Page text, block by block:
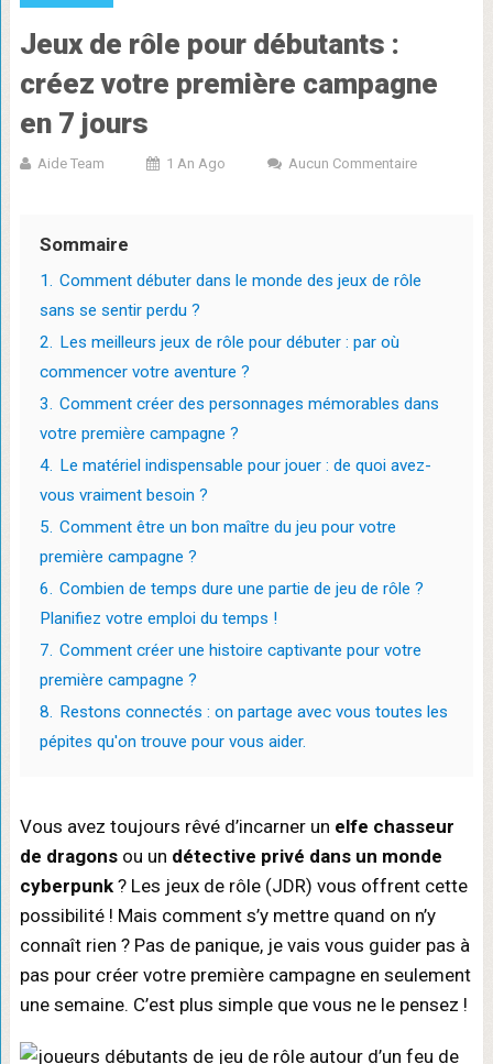
Jeux de rôle pour débutants :
créez votre première campagne
en 7 jours
Aide Team 1 An Ago Aucun Commentaire
Sommaire
1. Comment débuter dans le monde des jeux de rôle
sans se sentir perdu ?
2. Les meilleurs jeux de rôle pour débuter : par où
commencer votre aventure ?
3. Comment créer des personnages mémorables dans
votre première campagne ?
4. Le matériel indispensable pour jouer : de quoi avez-
vous vraiment besoin ?
5. Comment être un bon maître du jeu pour votre
première campagne ?
6. Combien de temps dure une partie de jeu de rôle ?
Planifiez votre emploi du temps !
7. Comment créer une histoire captivante pour votre
première campagne ?
8. Restons connectés : on partage avec vous toutes les
pépites qu'on trouve pour vous aider.
Vous avez toujours rêvé d’incarner un elfe chasseur
de dragonsou un détective privé dans un monde
cyberpunk? Les jeux de rôle (JDR) vous offrent cette
possibilité ! Mais comment s’y mettre quand on n’y
connaît rien ? Pas de panique, je vais vous guider pas à
pas pour créer votre première campagne en seulement
une semaine. C’est plus simple que vous ne le pensez !